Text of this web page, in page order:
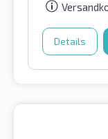
Details